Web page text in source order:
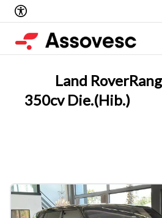
Land Rover
350cv Die.(Hib.)